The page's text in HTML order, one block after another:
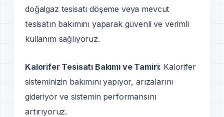
doğalgaz tesisatı döşeme veya mevcut
tesisatın bakımını yaparak güvenli ve verimli
kullanım sağlıyoruz.
Kalorifer Tesisatı Bakımı ve Tamiri: Kalorifer
sisteminizin bakımını yapıyor, arızalarını
gideriyor ve sistemin performansını
artırıyoruz.